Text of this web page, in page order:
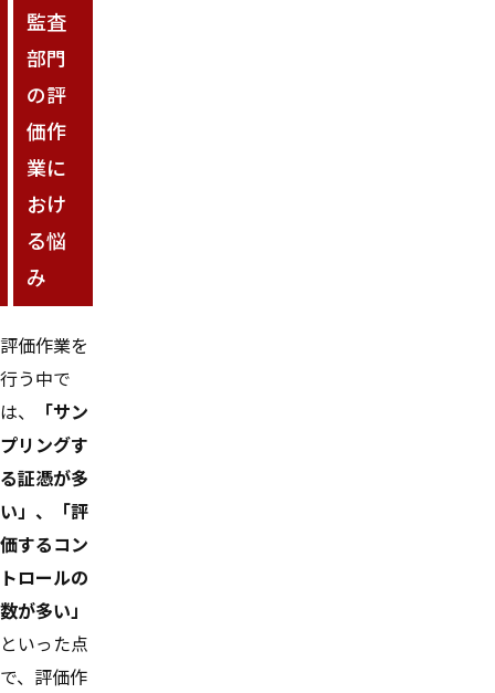
監査
部門
の評
価作
業に
おけ
る悩
み
評価作業を
行う中で
は、
「サン
プリングす
る証憑が多
い」、「評
価するコン
トロールの
数が多い」
といった点
で、評価作